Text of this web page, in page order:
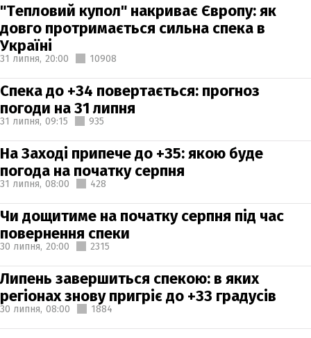
"Тепловий купол" накриває Європу: як
довго протримається сильна спека в
Україні
31 липня, 20:00 10908
Спека до +34 повертається: прогноз
погоди на 31 липня
31 липня, 09:15 935
На Заході припече до +35: якою буде
погода на початку серпня
31 липня, 08:00 428
Чи дощитиме на початку серпня під час
повернення спеки
30 липня, 20:00 2315
Липень завершиться спекою: в яких
регіонах знову пригріє до +33 градусів
30 липня, 08:00 1884